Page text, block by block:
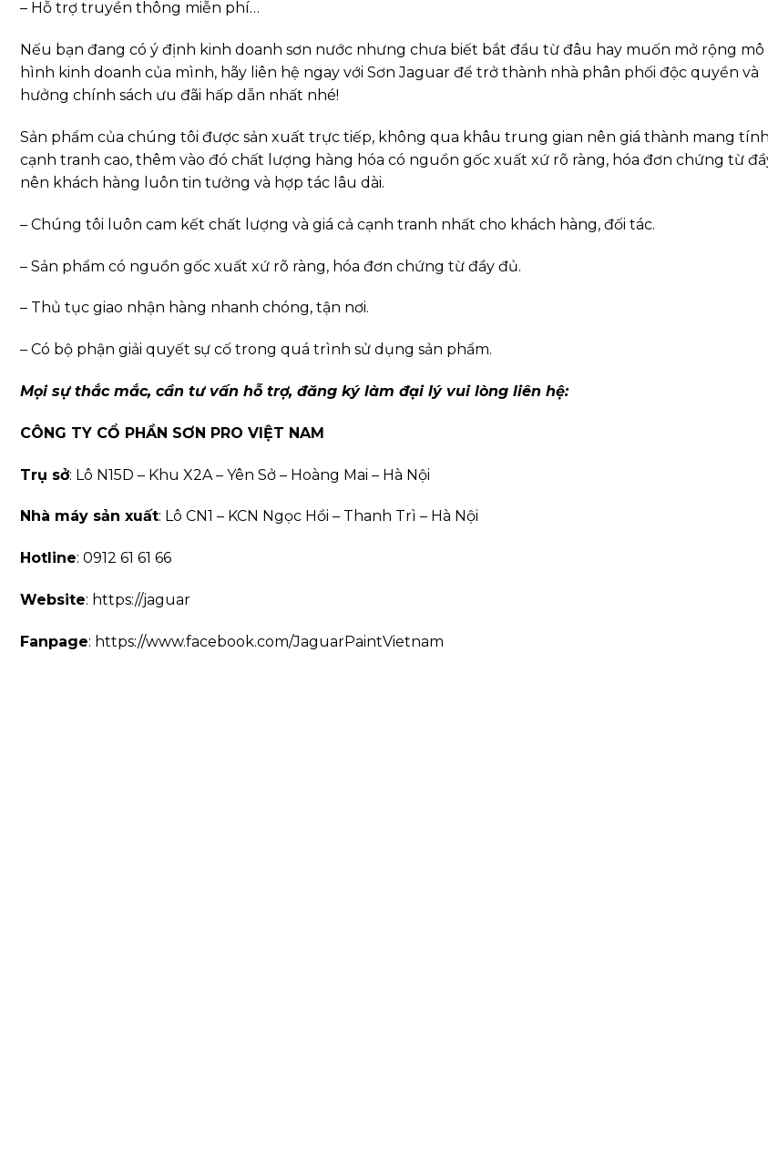
– Hỗ trợ truyền thông miễn phí…
Nếu bạn đang có ý định kinh doanh sơn nước nhưng chưa biết bắt đầu từ đâu hay muốn mở rộng mô
hình kinh doanh của mình, hãy liên hệ ngay với Sơn Jaguar để trở thành nhà phân phối độc quyền và
hưởng chính sách ưu đãi hấp dẫn nhất nhé!
Sản phẩm của chúng tôi được sản xuất trực tiếp, không qua khâu trung gian nên giá thành mang tính
cạnh tranh cao, thêm vào đó chất lượng hàng hóa có nguồn gốc xuất xứ rõ ràng, hóa đơn chứng từ
nên khách hàng luôn tin tưởng và hợp tác lâu dài.
– Chúng tôi luôn cam kết chất lượng và giá cả cạnh tranh nhất cho khách hàng, đối tác.
– Sản phẩm có nguồn gốc xuất xứ rõ ràng, hóa đơn chứng từ đầy đủ.
– Thủ tục giao nhận hàng nhanh chóng, tận nơi.
– Có bộ phận giải quyết sự cố trong quá trình sử dụng sản phẩm.
Mọi sự thắc mắc, cần tư vấn hỗ trợ, đăng ký làm đại lý vui lòng liên hệ:
CÔNG TY CỔ PHẦN SƠN PRO VIỆT NAM
Trụ sở: Lô N15D – Khu X2A – Yên Sở – Hoàng Mai – Hà Nội
Nhà máy sản xuất: Lô CN1 – KCN Ngọc Hồi – Thanh Trì – Hà Nội
Hotline: 0912 61 61 66
Website: https://jaguar
Fanpage: https://www.facebook.com/JaguarPaintVietnam